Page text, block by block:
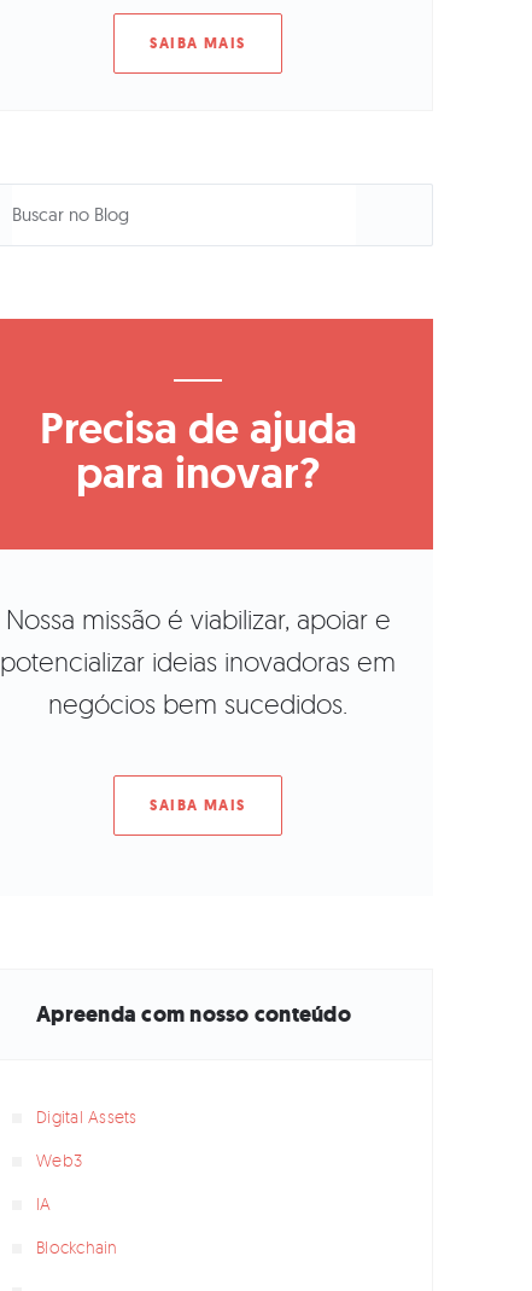
SAIBA MAIS
Precisa de ajuda
para inovar?
Nossa missão é viabilizar, apoiar e
potencializar ideias inovadoras em
negócios bem sucedidos.
SAIBA MAIS
Apreenda com nosso conteúdo
Digital Assets
Web3
IA
Blockchain